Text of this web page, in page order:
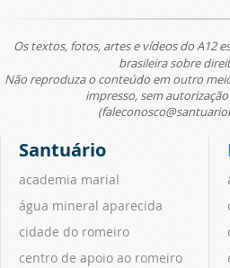
Os textos, fotos, artes e vídeos do A12
brasileira sobre
Não reproduza o conteúdo em outro
impresso, sem
Santuário
academia marial
água mineral aparecida
cidade do romeiro
centro de apoio ao romeiro